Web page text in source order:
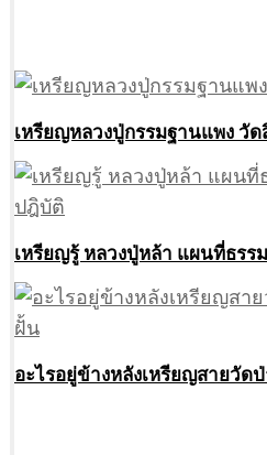
เหรียญหลวงปู่กรรมฐานแพง วั
เหรียญรู้ หลวงปู่หล้า แผนที่ธร
อะไรอยู่ข้างหลังเหรียญสายวัด